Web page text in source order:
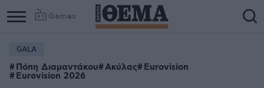
Games
GALA
Πόπη Διαμαντάκου Ακύλας Eurovision
Eurovision 2026